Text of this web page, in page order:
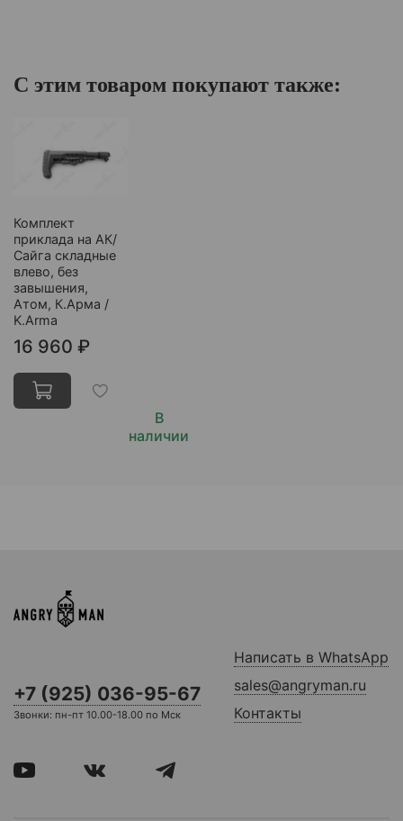
С этим товаром покупают также:
Комплект
приклада на АК/
Сайга складные
влево, без
завышения,
Атом, К.Арма /
K.Arma
В
наличии
16 960 ₽
+7 (925) 036-95-67
Звонки: пн-пт 10.00-18.00 по Мск
Написать в WhatsApp
sales@angryman.ru
Контакты